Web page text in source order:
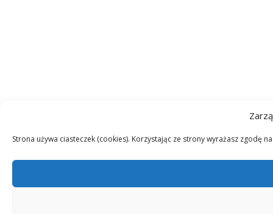
Strona używa ciasteczek (cookies). Korzystając ze strony wyrażasz zgodę